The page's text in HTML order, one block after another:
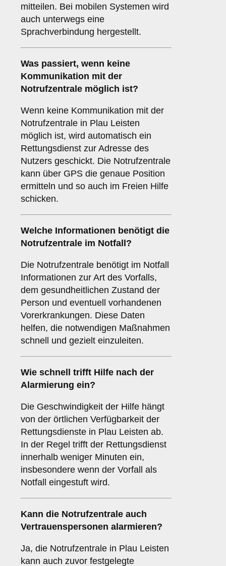
mitteilen. Bei mobilen Systemen wird
auch unterwegs eine
Sprachverbindung hergestellt.
Was passiert, wenn keine
Kommunikation mit der
Notrufzentrale möglich ist?
Wenn keine Kommunikation mit der
Notrufzentrale in Plau Leisten
möglich ist, wird automatisch ein
Rettungsdienst zur Adresse des
Nutzers geschickt. Die Notrufzentrale
kann über GPS die genaue Position
ermitteln und so auch im Freien Hilfe
schicken.
Welche Informationen benötigt die
Notrufzentrale im Notfall?
Die Notrufzentrale benötigt im Notfall
Informationen zur Art des Vorfalls,
dem gesundheitlichen Zustand der
Person und eventuell vorhandenen
Vorerkrankungen. Diese Daten
helfen, die notwendigen Maßnahmen
schnell und gezielt einzuleiten.
Wie schnell trifft Hilfe nach der
Alarmierung ein?
Die Geschwindigkeit der Hilfe hängt
von der örtlichen Verfügbarkeit der
Rettungsdienste in Plau Leisten ab.
In der Regel trifft der Rettungsdienst
innerhalb weniger Minuten ein,
insbesondere wenn der Vorfall als
Notfall eingestuft wird.
Kann die Notrufzentrale auch
Vertrauenspersonen alarmieren?
Ja, die Notrufzentrale in Plau Leisten
kann auch zuvor festgelegte